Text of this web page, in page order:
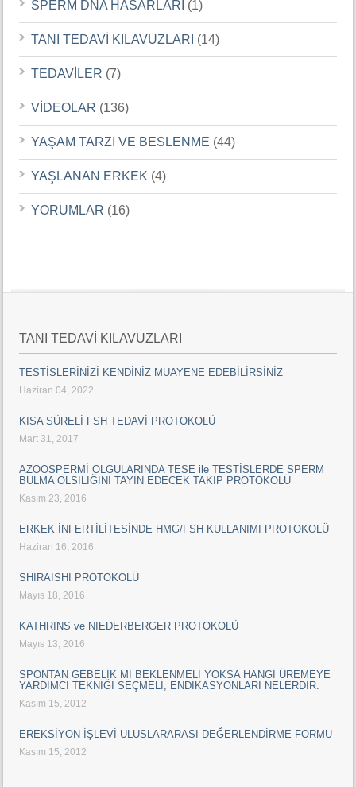
SPERM DNA HASARLARI (1)
TANI TEDAVİ KILAVUZLARI (14)
TEDAVİLER (7)
VİDEOLAR (136)
YAŞAM TARZI VE BESLENME (44)
YAŞLANAN ERKEK (4)
YORUMLAR (16)
TANI TEDAVİ KILAVUZLARI
TESTİSLERİNİZİ KENDİNİZ MUAYENE EDEBİLİRSİNİZ
Haziran 04, 2022
KISA SÜRELİ FSH TEDAVİ PROTOKOLÜ
Mart 31, 2017
AZOOSPERMİ OLGULARINDA TESE ile TESTİSLERDE SPERM
BULMA OLSILIĞINI TAYİN EDECEK TAKİP PROTOKOLÜ
Kasım 23, 2016
ERKEK İNFERTİLİTESİNDE HMG/FSH KULLANIMI PROTOKOLÜ
Haziran 16, 2016
SHIRAISHI PROTOKOLÜ
Mayıs 18, 2016
KATHRINS ve NIEDERBERGER PROTOKOLÜ
Mayıs 13, 2016
SPONTAN GEBELİK Mİ BEKLENMELİ YOKSA HANGİ ÜREMEYE
YARDIMCI TEKNİĞİ SEÇMELİ; ENDİKASYONLARI NELERDİR.
Kasım 15, 2012
EREKSİYON İŞLEVİ ULUSLARARASI DEĞERLENDİRME FORMU
Kasım 15, 2012